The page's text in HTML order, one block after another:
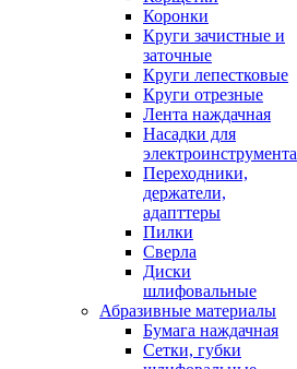
Коронки
Круги зачистные и
заточные
Круги лепестковые
Круги отрезные
Лента наждачная
Насадки для
электроинструмента
Переходники,
держатели,
адапттеры
Пилки
Сверла
Диски
шлифовальные
Абразивные материалы
Бумага наждачная
Сетки, губки